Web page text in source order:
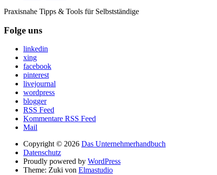
Praxisnahe Tipps & Tools für Selbstständige
Folge uns
linkedin
xing
facebook
pinterest
livejournal
wordpress
blogger
RSS Feed
Kommentare RSS Feed
Mail
Copyright © 2026 Das Unternehmerhandbuch
Datenschutz
Proudly powered by WordPress
Theme: Zuki von Elmastudio